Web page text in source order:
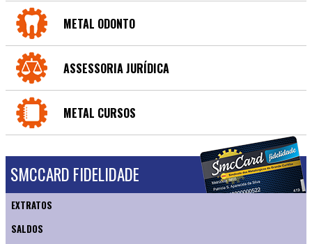
METAL ODONTO
ASSESSORIA JURÍDICA
METAL CURSOS
SMCCARD FIDELIDADE
EXTRATOS
SALDOS